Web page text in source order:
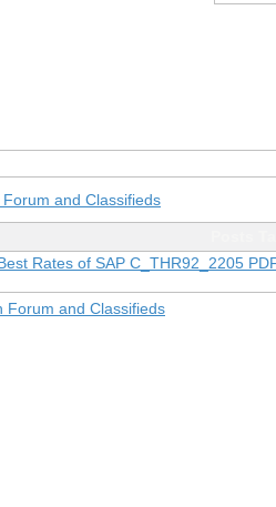
and Classifieds
Rates of SAP C_THR92_2205
Forum and Classifieds